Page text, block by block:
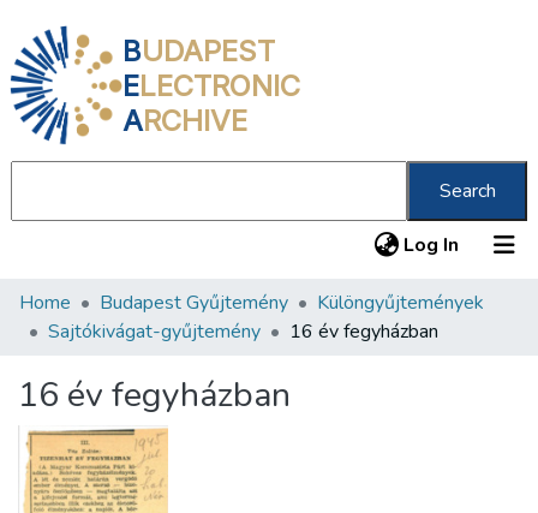
BUDAPEST
ELECTRONIC
ARCHIVE
Search
Log In (current)
Communities & Collections
Statistics
About us
Home Budapest Gyűjtemény
Különgyűjtemények
Sajtókivágat-gyűjtemény
16 év fegyházban
16 év fegyházban